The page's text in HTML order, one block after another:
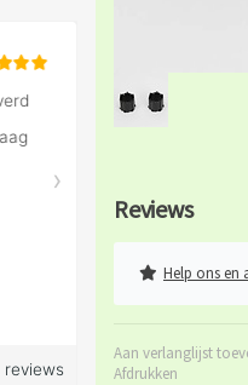
Reviews
Help ons en
Aan verlanglijst
Afdrukken